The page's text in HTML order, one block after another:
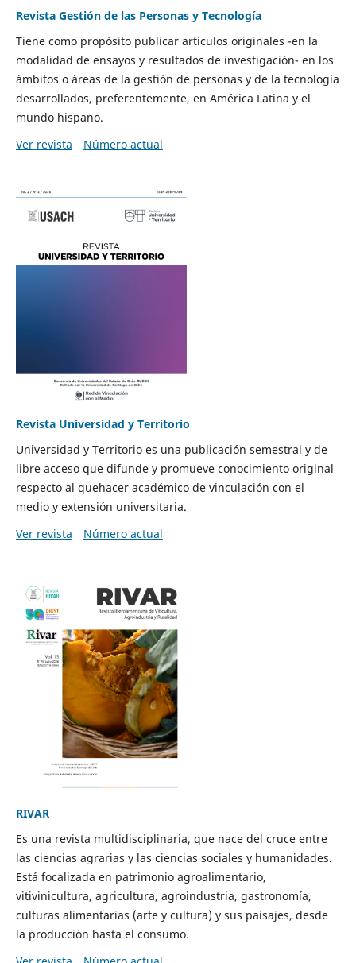
Revista Gestión de las Personas y Tecnología
Tiene como propósito publicar artículos originales -en la
modalidad de ensayos y resultados de investigación- en los
ámbitos o áreas de la gestión de personas y de la tecnología
desarrollados, preferentemente, en América Latina y el
mundo hispano.
Ver revista
Número actual
Revista Universidad y Territorio
Universidad y Territorio es una publicación semestral y de
libre acceso que difunde y promueve conocimiento original
respecto al quehacer académico de vinculación con el
medio y extensión universitaria.
Ver revista
Número actual
RIVAR
Es una revista multidisciplinaria, que nace del cruce entre
las ciencias agrarias y las ciencias sociales y humanidades.
Está focalizada en patrimonio agroalimentario,
vitivinicultura, agricultura, agroindustria, gastronomía,
culturas alimentarias (arte y cultura) y sus paisajes, desde
la producción hasta el consumo.